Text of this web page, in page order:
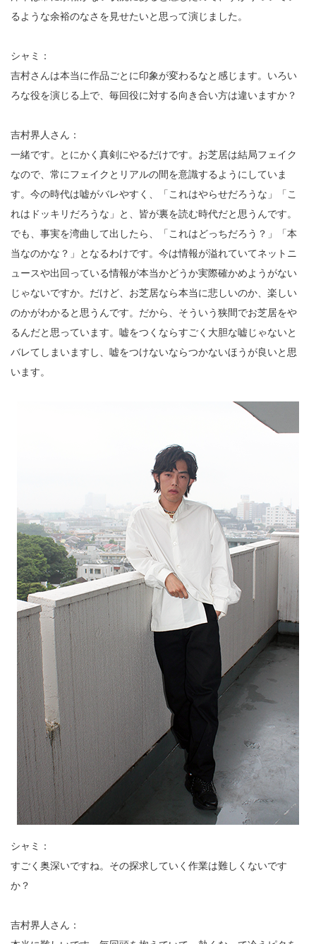
るような余裕のなさを見せたいと思って演じました。
シャミ：
吉村さんは本当に作品ごとに印象が変わるなと感じます。いろい
ろな役を演じる上で、毎回役に対する向き合い方は違いますか？
吉村界人さん：
一緒です。とにかく真剣にやるだけです。お芝居は結局フェイク
なので、常にフェイクとリアルの間を意識するようにしていま
す。今の時代は嘘がバレやすく、「これはやらせだろうな」「こ
れはドッキリだろうな」と、皆が裏を読む時代だと思うんです。
でも、事実を湾曲して出したら、「これはどっちだろう？」「本
当なのかな？」となるわけです。今は情報が溢れていてネットニ
ュースや出回っている情報が本当かどうか実際確かめようがない
じゃないですか。だけど、お芝居なら本当に悲しいのか、楽しい
のかがわかると思うんです。だから、そういう狭間でお芝居をや
るんだと思っています。嘘をつくならすごく大胆な嘘じゃないと
バレてしまいますし、嘘をつけないならつかないほうが良いと思
います。
シャミ：
すごく奥深いですね。その探求していく作業は難しくないです
か？
吉村界人さん：